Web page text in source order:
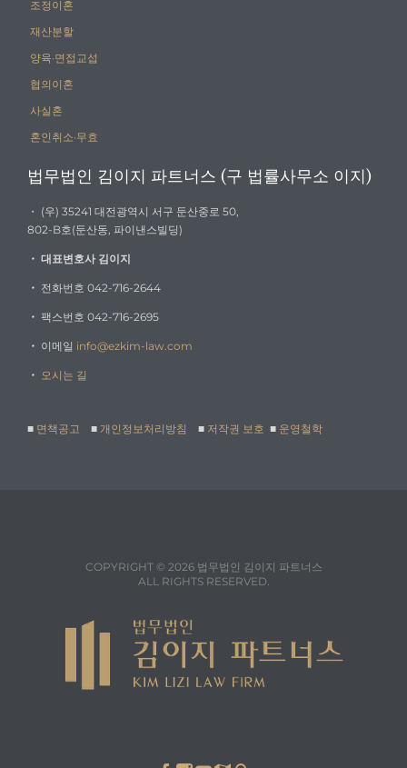
조정이혼
재산분할
양육·면접교섭
협의이혼
사실혼
혼인취소·무효
법무법인 김이지 파트너스 (구 법률사무소 이지)
・ (우) 35241 대전광역시 서구 둔산중로 50,
802-B호(둔산동, 파이낸스빌딩)
・ 대표변호사 김이지
・ 전화번호 042-716-2644
・ 팩스번호 042-716-2695
・ 이메일 info@ezkim-law.com
・ 오시는 길
■ 면책공고 ■ 개인정보처리방침 ■ 저작권 보호 ■ 운영철학
COPYRIGHT © 2026 법무법인 김이지 파트너스
ALL RIGHTS RESERVED.